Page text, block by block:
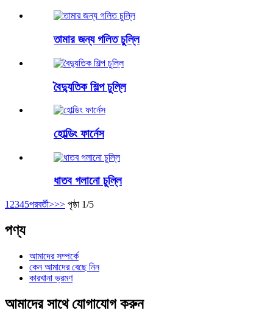
তামার জন্য গলিত চুল্লি
বৈদ্যুতিক শিল্প চুল্লি
হোল্ডিং ফার্নেস
ধাতব গলানো চুল্লি
1 2345পরবর্তী>>> পৃষ্ঠা 1/5
পণ্য
আমাদের সম্পর্কে
কেন আমাদের বেছে নিন
কারখানা ভ্রমণ
আমাদের সাথে যোগাযোগ করুন